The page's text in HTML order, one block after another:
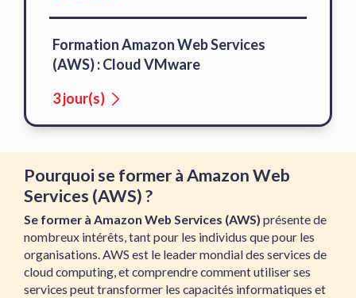
Formation Amazon Web Services
(AWS) : Cloud VMware
3 jour(s)
Pourquoi se former à Amazon Web
Services (AWS) ?
Se former à Amazon Web Services (AWS) présente de
nombreux intérêts, tant pour les individus que pour les
organisations. AWS est le leader mondial des services de
cloud computing, et comprendre comment utiliser ses
services peut transformer les capacités informatiques et